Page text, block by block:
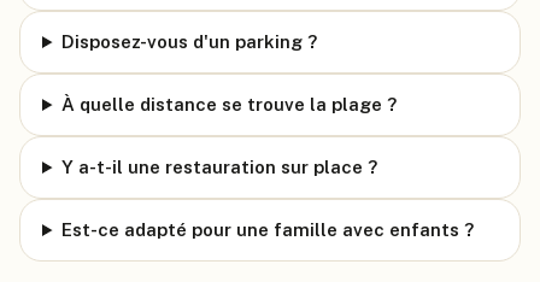
Disposez-vous d'un parking ?
À quelle distance se trouve la plage ?
Y a-t-il une restauration sur place ?
Est-ce adapté pour une famille avec enfants ?